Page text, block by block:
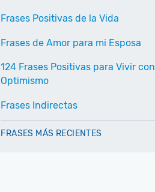
Frases Positivas de la Vida
Frases de Amor para mi Esposa
124 Frases Positivas para Vivir con
Optimismo
Frases Indirectas
FRASES MÁS RECIENTES